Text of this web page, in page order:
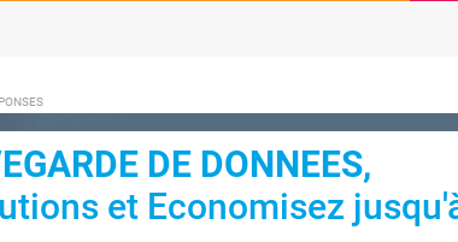
DE DONNEES,
et Economisez